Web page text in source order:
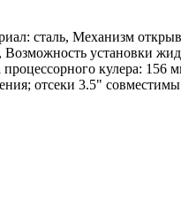
сталь, Механизм
установки
кулера: 156
отсеки 3.5"